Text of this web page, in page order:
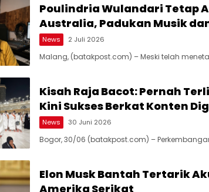
Poulindria Wulandari Tetap
Australia, Padukan Musik
News 2 Juli 2026
Malang, (batakpost.com) – Meski telah
Kisah Raja Bacot: Pernah
Kini Sukses Berkat Konten
News 30 Juni 2026
Bogor, 30/06 (batakpost.com) –
Elon Musk Bantah Tertarik
Amerika Serikat